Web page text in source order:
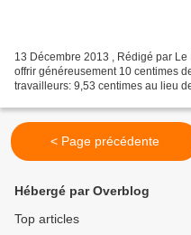
13 Décembre 2013 , Rédigé par
offrir généreusement 10 centimes
travailleurs: 9,53 centimes au lieu
< Page précédente
Hébergé par Overblog
Top articles